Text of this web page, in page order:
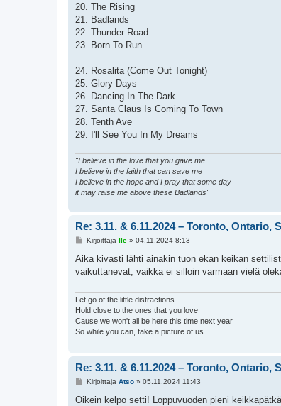
20. The Rising
21. Badlands
22. Thunder Road
23. Born To Run
24. Rosalita (Come Out Tonight)
25. Glory Days
26. Dancing In The Dark
27. Santa Claus Is Coming To Town
28. Tenth Ave
29. I'll See You In My Dreams
"I believe in the love that you gave me
I believe in the faith that can save me
I believe in the hope and I pray that some day
it may raise me above these Badlands"
Re: 3.11. & 6.11.2024 – Toronto, Ontario,
V
e
t
Kirjoittaja Ile» 04.11.2024 8:13
Aika kivasti lähti ainakin tuon ekan keikan
vaikuttanevat, vaikka ei silloin varmaan vielä
Let go of the little distractions
Hold close to the ones that you love
Cause we won't all be here this time next year
So while you can, take a picture of us
Re: 3.11. & 6.11.2024 – Toronto, Ontario,
V
e
Kirjoittaja Atso» 05.11.2024 11:43
Oikein kelpo setti! Loppuvuoden pieni